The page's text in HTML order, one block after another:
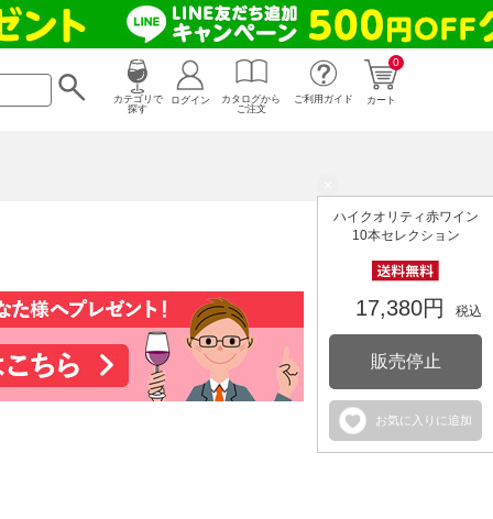
カテゴリで
探す
0
カート
ログイン
カタログから
ご注文
ご利用ガイド
ハイクオリティ赤ワイン
10本セレクション
17,380円 税込
販売停止
お気に入りに追加